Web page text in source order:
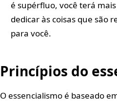
é supérfluo, você terá
dedicar às coisas que são
para você.
Princípios do
O essencialismo é baseado